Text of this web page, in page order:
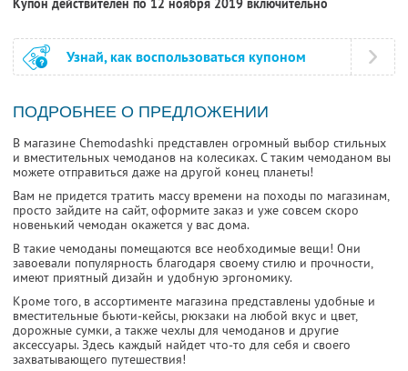
Купон действителен по 12 ноября 2019 включительно
Узнай, как воспользоваться купоном
ПОДРОБНЕЕ О ПРЕДЛОЖЕНИИ
В магазине Сhemodashki представлен огромный выбор стильных
и вместительных чемоданов на колесиках. С таким чемоданом вы
можете отправиться даже на другой конец планеты!
Вам не придется тратить массу времени на походы по магазинам,
просто зайдите на сайт, оформите заказ и уже совсем скоро
новенький чемодан окажется у вас дома.
В такие чемоданы помещаются все необходимые вещи! Они
завоевали популярность благодаря своему стилю и прочности,
имеют приятный дизайн и удобную эргономику.
Кроме того, в ассортименте магазина представлены удобные и
вместительные бьюти-кейсы, рюкзаки на любой вкус и цвет,
дорожные сумки, а также чехлы для чемоданов и другие
аксессуары. Здесь каждый найдет что-то для себя и своего
захватывающего путешествия!